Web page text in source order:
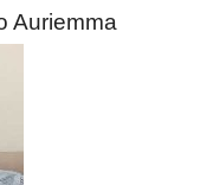
Auriemma